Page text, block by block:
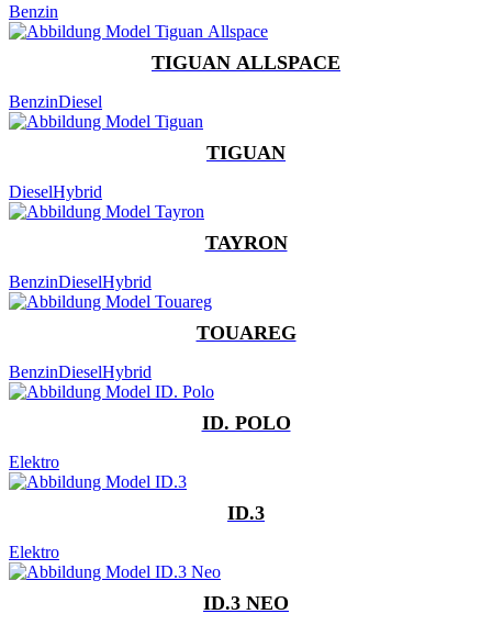
Benzin
TIGUAN ALLSPACE
BenzinDiesel
TIGUAN
DieselHybrid
TAYRON
BenzinDieselHybrid
TOUAREG
BenzinDieselHybrid
ID. POLO
Elektro
ID.3
Elektro
ID.3 NEO